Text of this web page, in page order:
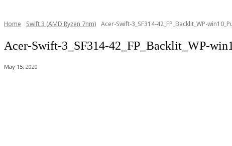
Home Swift 3 (AMD Ryzen 7nm) Acer-Swift-3_SF314-42_FP_Backlit_WP-
Acer-Swift-3_SF314-42_FP_Backlit_WP-
May 15, 2020